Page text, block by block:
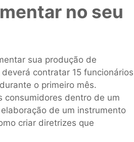
no seu
sua produção de
contratar 15 funcionários
o primeiro mês.
consumidores dentro de um
de um instrumento
criar diretrizes que